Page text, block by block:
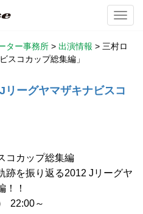
ター事務所 > 出演情報 > 三村ロ
スコカップ総集編」
リーグヤマザキナビスコ
コカップ総集編
跡を振り返る2012 Jリーグヤ
！！
22:00～